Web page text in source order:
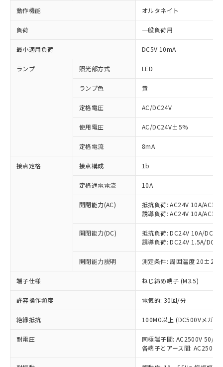
動作機能 オルタネイト
負荷 一般負荷用
最小適用負荷 DC5V 10mA
ランプ 照光部方式 LED
ランプ色 黄
定格電圧 AC/DC24V
使用電圧 AC/DC24V±5%
定格電流 8mA
接点定格 接点構成 1b
定格通電電流 10A
開閉能力(AC)
抵抗負荷: AC24V 10A/
誘導負荷: AC24V 10A/
開閉能力(DC)
抵抗負荷: DC24V 10A/
誘導負荷: DC24V 1.5A/
開閉能力説明 測定条件: 周囲温度 20±2℃
端子仕様 ねじ締め端子 (M3.5)
許容操作頻度 電気的: 30回/分
絶縁抵抗 100MΩ以上 (DC500Vメガ)
耐電圧
同極端子間: AC2500V 50/
各端子とアース間:
ご利用条件
以下の条件をお読みいただき、同意のうえ
ご利用ください。
本サービスは、当社制御機器事業取扱
商品の当社在庫状況および標準価格
(税抜)を提供させていただくもので
当社制御機器事業取扱商品の中には、
本サービスの対象外となる商品もある
ことをご了承ください。
在庫状況および標準価格照会結果は、
記載している更新日時点での社内デー
タに基づき作成されるものであり、閲
覧された時点での実際の在庫および標
※1 対応状況
対応済み：EU RoHS指令（10物質）の
非含有に対応した製品が提供可能な商品で
対応予定：EU RoHS指令（10物質）の非含
有に対応した製品に切り替える予定のある
対応予定なし：EU RoHS指令（10物質）の
非含有に非対応の商品で、対応品を出す予
定はありません。
調査・確認中：EU RoHS指令（10物質）の
非含有の対応状況を調査中または確認中の
非該当品：ライセンス料など無形物で、有
仕入先様の事情により、非含有部品として
いたものが、含有品と判明した場合などや
むを得ず変更することがあります。
鉛(Pb) 1000ppm以下、 水銀(Hg) 1000ppm以下、 カド
「○」：最大均質材料含有率が中国RoHSの
基準値以下であることを示します。
「×」：最大均質材料含有率が中国RoHSの
基準値を超えていることを示します。
「－」：未確認です。当社販売部門へお問
*中国RoHS10物質の基準値 (GB/T26572)：
Pb(鉛) :1000ppm、 Hg(水銀) : 1000ppm、 Cd(カドミウ
当社は、これら貴社製品のうち、外国
為替および外国貿易法に定める商品
（以下｢規制貨物等」という）を輸出
または国外への提供する場合は、日本
国政府の輸出許可(または役務取引許
可)を取得するなどの必要な手続きを